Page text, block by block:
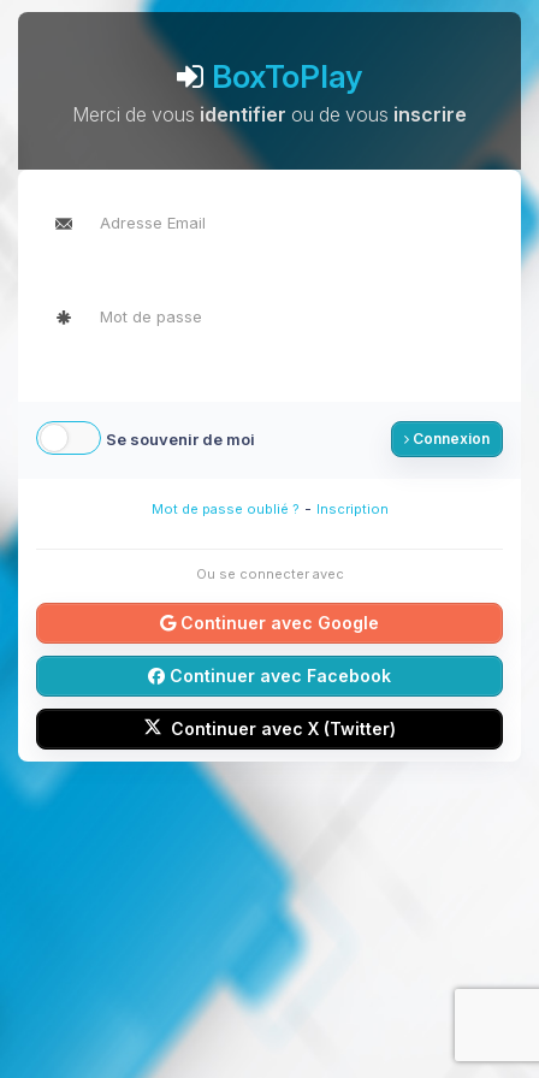
BoxToPlay
Merci de vous identifier ou de vous inscrire
Se souvenir de moi Connexion
Mot de passe oublié ? - Inscription
Ou se connecter avec
Continuer avec Google
Continuer avec Facebook
Continuer avec X (Twitter)